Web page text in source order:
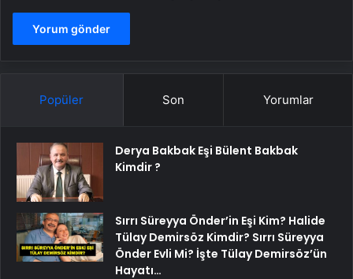
Popüler Son Yorumlar
Derya Bakbak Eşi Bülent Bakbak
Kimdir ?
Sırrı Süreyya Önder’in Eşi Kim? Halide
Tülay Demirsöz Kimdir? Sırrı Süreyya
Önder Evli Mi? İşte Tülay Demirsöz’ün
Hayatı…